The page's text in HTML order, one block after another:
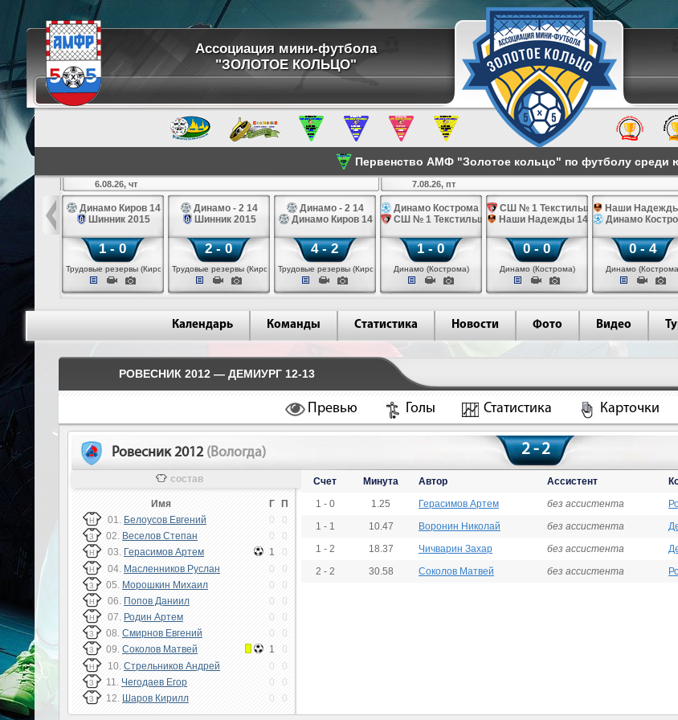
Ассоциация мини-футбола
"ЗОЛОТОЕ КОЛЬЦО"
Первенство АМФ "Золотое кольцо" по футболу среди
белые 14
6.08.26, чт
Динамо Киров 14
Шинник 2015
1 - 0
Трудовые резервы (Киров)
Динамо - 2 14
Шинник 2015
2 - 0
Трудовые резервы (Киров)
Динамо - 2 14
Динамо Киров 14
4 - 2
Трудовые резервы (Киров)
7.08.26, пт
Динамо Кострома 14
СШ № 1 Текстильщик 14
1 - 0
Динамо (Кострома)
СШ № 1 Текстильщик 14
Наши Надежды 14
0 - 0
Динамо (Кострома)
Наши
Динамо
0 - 4
Динамо
Календарь Команды Статистика Новости Фото Видео
РОВЕСНИК 2012 — ДЕМИУРГ 12-13
Превью Голы Статистика Карточки
Ровесник 2012 (Вологда) 2 - 2
состав
Имя Г П
Н 01. Белоусов Евгений 0 0
З 02. Веселов Степан 0 0
Н 03. Герасимов Артем 1 0
Н 04. Масленников Руслан 0 0
З 05. Морошкин Михаил 0 0
Н 06. Попов Даниил 0 0
Н 07. Родин Артем 0 0
З 08. Смирнов Евгений 0 0
З 09. Соколов Матвей 1 0
Н 10. Стрельников Андрей 0 0
З 11. Чегодаев Егор 0 0
З 12. Шаров Кирилл 0 0
Счет Минута Автор Ассистент
1 - 0
1.25 Герасимов Артем без ассистента
1 - 1
10.47 Воронин Николай без ассистента
1 - 2
18.37 Чичварин Захар без ассистента
2 - 2
30.58 Соколов Матвей без ассистента